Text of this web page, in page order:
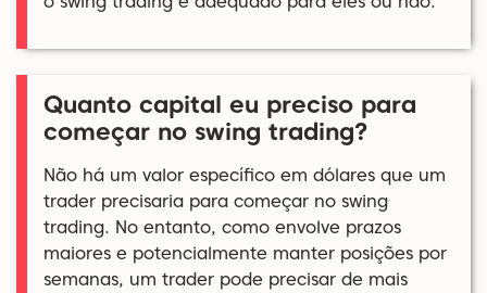
Quanto capital eu preciso para
começar no swing trading?
Não há um valor específico em dólares que um
trader precisaria para começar no swing
trading. No entanto, como envolve prazos
maiores e potencialmente manter posições por
semanas, um trader pode precisar de mais